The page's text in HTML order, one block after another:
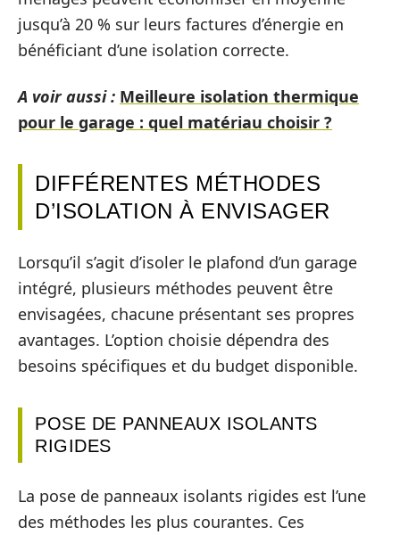
jusqu’à 20 % sur leurs factures d’énergie en
bénéficiant d’une isolation correcte.
A voir aussi : Meilleure isolation thermique
pour le garage : quel matériau choisir ?
DIFFÉRENTES MÉTHODES
D’ISOLATION À ENVISAGER
Lorsqu’il s’agit d’isoler le plafond d’un garage
intégré, plusieurs méthodes peuvent être
envisagées, chacune présentant ses propres
avantages. L’option choisie dépendra des
besoins spécifiques et du budget disponible.
POSE DE PANNEAUX ISOLANTS
RIGIDES
La pose de panneaux isolants rigides est l’une
des méthodes les plus courantes. Ces